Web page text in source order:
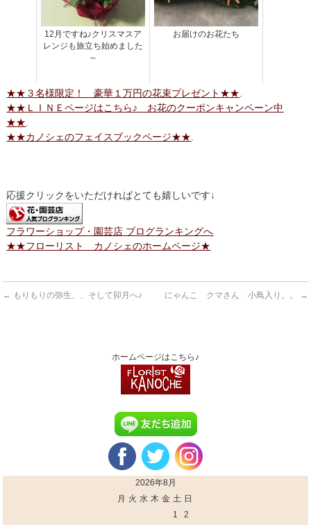
12月ですね♪クリスマスア
レンジも旅立ち始めました
～
お届けのお花たち
★★３名様限定！ 豪華１万円の花束プレゼント★★.
★★ＬＩＮＥページはこちら♪ お花のクーポンキャンペーン中
★★.
★★カノシェのフェイスブックページ★★.
応援クリックをいただければとても嬉しいです↓
フラワーショップ・園芸店 ブログランキングへ
★★フローリスト カノシェのホームページ★
← もりもりの弥生、、そして卯月へ♪ にゃんこ クマさん 小鳥入り。。 →
ホームページはこちら♪
2026年8月
月 火 水 木 金 土 日
1
2